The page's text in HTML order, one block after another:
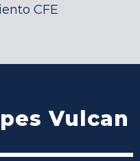
CFE
Vulcan